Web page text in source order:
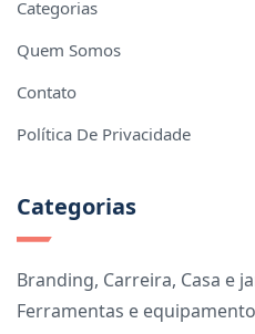
Categorias
Quem Somos
Contato
Política De Privacidade
Categorias
Branding, Carreira, Casa e
Ferramentas e